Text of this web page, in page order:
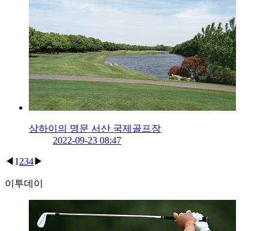
상하이의 명문 서산 국제골프장
2022-09-23 08:47
◀ 1 234▶
이투데이